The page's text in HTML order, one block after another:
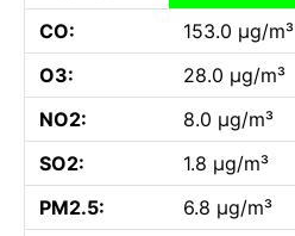
CO:
153.0 µg/m³
O3:
28.0 µg/m³
NO2:
8.0 µg/m³
SO2:
1.8 µg/m³
PM2.5:
6.8 µg/m³